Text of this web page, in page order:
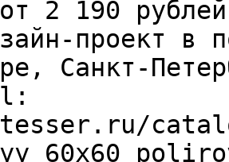
2 190
проект в
Санкт-